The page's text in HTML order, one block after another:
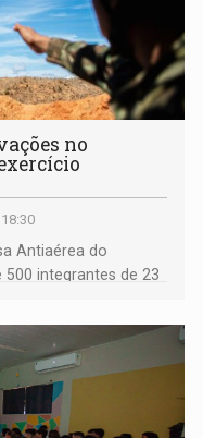
no
Antiaérea do
500 integrantes de 23